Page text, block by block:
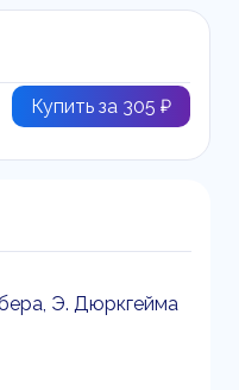
Купить за 305 ₽
Э. Дюркгейма